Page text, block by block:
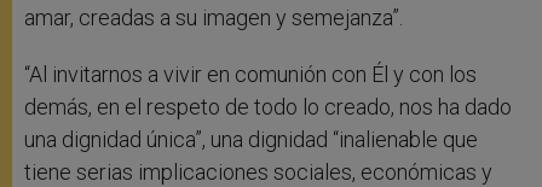
amar, creadas a su imagen y semejanza”.
“Al invitarnos a vivir en comunión con Él y con los
demás, en el respeto de todo lo creado, nos ha dado
una dignidad única”, una dignidad “inalienable que
tiene serias implicaciones sociales, económicas y